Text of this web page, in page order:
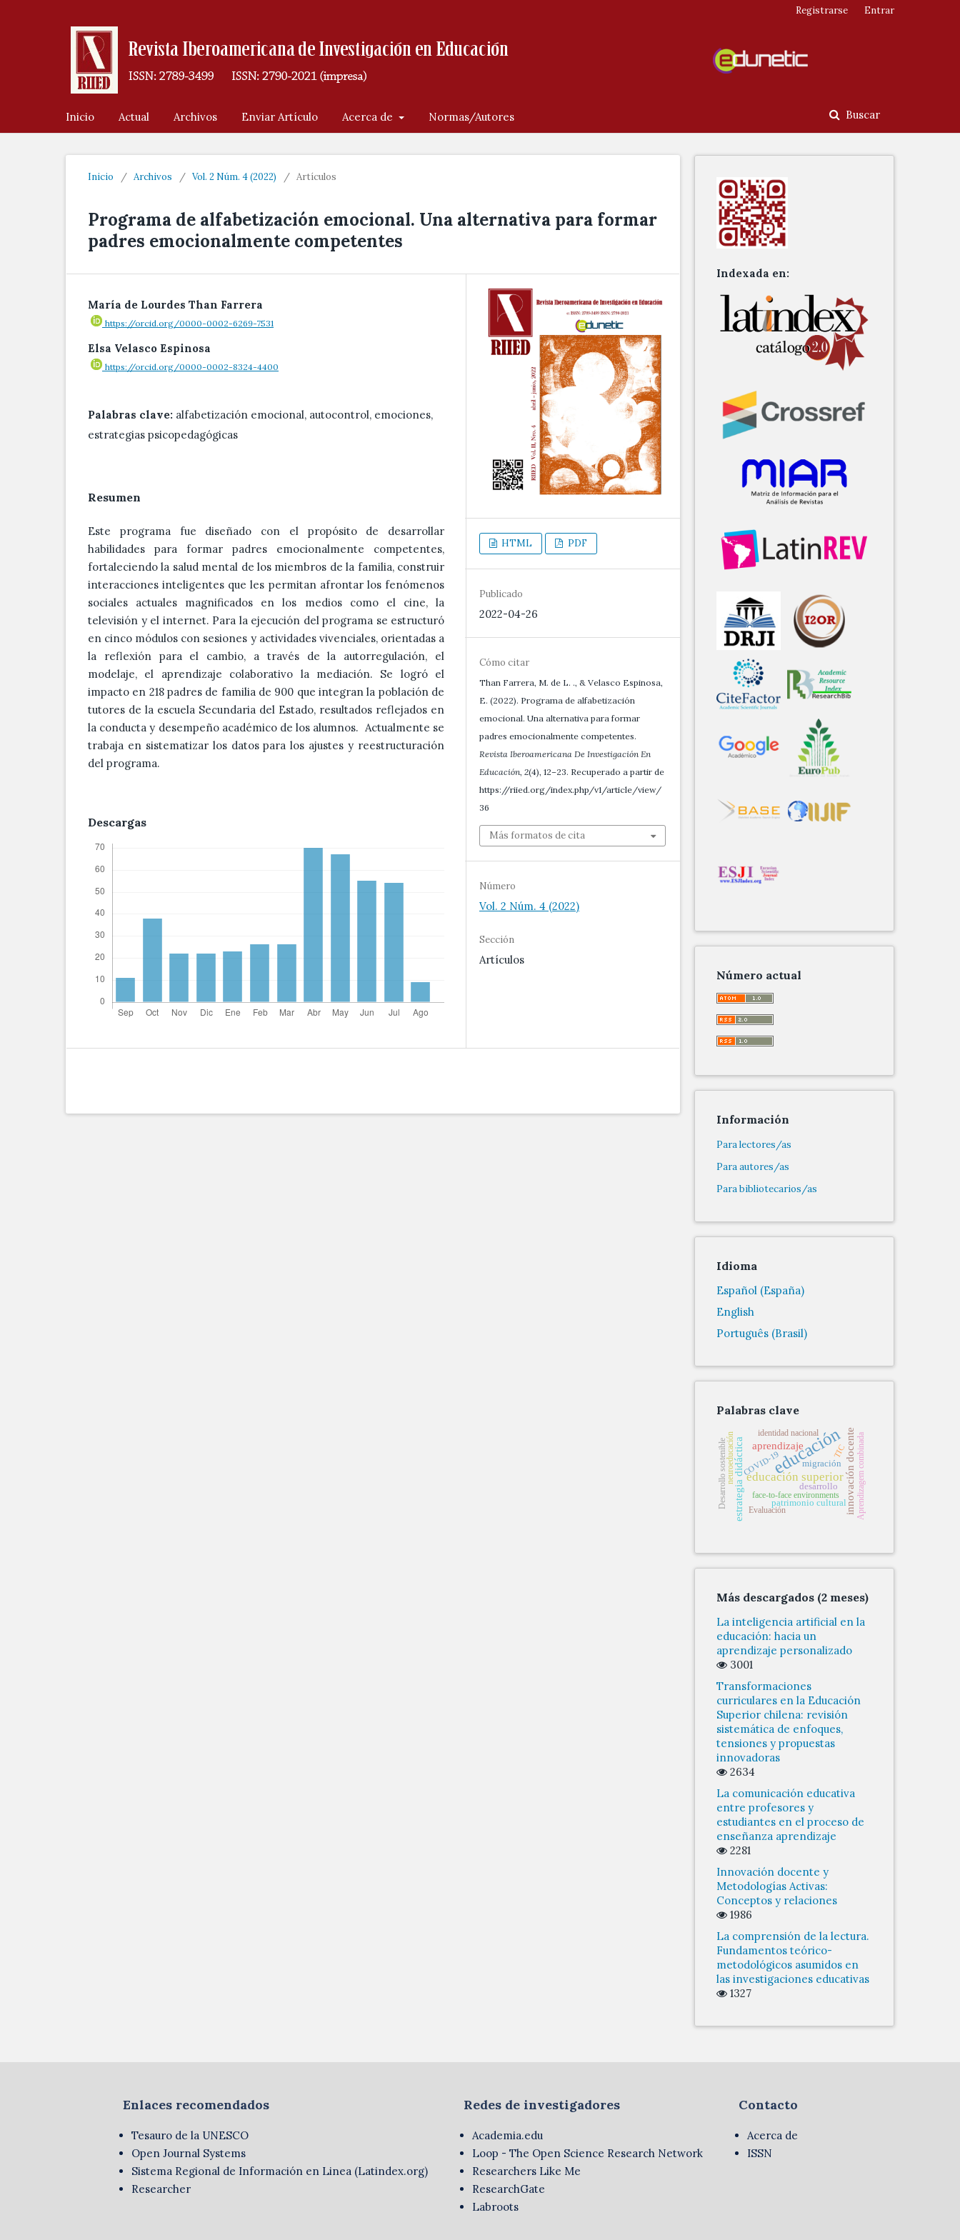
Inicio Actual Archivos Enviar Artículo Acerca de Normas/Autores Buscar
Registrarse Entrar
Inicio / Archivos / Vol. 2 Núm. 4 (2022) / Artículos
Programa de alfabetización emocional. Una alternativa para formar
padres emocionalmente competentes
María de Lourdes Than Farrera
https://orcid.org/0000-0002-6269-7531
Elsa Velasco Espinosa
https://orcid.org/0000-0002-8324-4400
Palabras clave: alfabetización emocional, autocontrol, emociones,
estrategias psicopedagógicas
Resumen
Este programa fue diseñado con el propósito de desarrollar
habilidades para formar padres emocionalmente competentes,
fortaleciendo la salud mental de los miembros de la familia, construir
interacciones inteligentes que les permitan afrontar los fenómenos
sociales actuales magnificados en los medios como el cine, la
televisión y el internet. Para la ejecución del programa se estructuró
en cinco módulos con sesiones y actividades vivenciales, orientadas a
la reflexión para el cambio, a través de la autorregulación, el
modelaje, el aprendizaje colaborativo la mediación. Se logró el
impacto en 218 padres de familia de 900 que integran la población de
tutores de la escuela Secundaria del Estado, resultados reflejados en
la conducta y desempeño académico de los alumnos. Actualmente se
trabaja en sistematizar los datos para los ajustes y reestructuración
del programa.
Descargas
HTML PDF
Publicado
2022-04-26
Cómo citar
Than Farrera, M. de L. ., & Velasco Espinosa,
E. (2022). Programa de alfabetización
emocional. Una alternativa para formar
padres emocionalmente competentes.
Revista Iberoamericana De Investigación En
Educación, 2(4), 12–23. Recuperado a partir de
https://riied.org/index.php/v1/article/view/
36
Más formatos de cita
Número
Vol. 2 Núm. 4 (2022)
Sección
Artículos
Indexada en:
Número actual
Información
Para lectores/as
Para autores/as
Para bibliotecarios/as
Idioma
Español (España)
English
Português (Brasil)
Palabras clave
educación
educación superior
estrategia didáctica innovación docente
aprendizaje
patrimonio cultural
migración
desarrollo Aprendizagem combinada
neuroeducación
Desarrollo sostenible
identidad nacional
face-to-face environments
Evaluación
COVID-19 TIC
Más descargados (2 meses)
La inteligencia artificial en la
educación: hacia un
aprendizaje personalizado
3001
Transformaciones
curriculares en la Educación
Superior chilena: revisión
sistemática de enfoques,
tensiones y propuestas
innovadoras
2634
La comunicación educativa
entre profesores y
estudiantes en el proceso de
enseñanza aprendizaje
2281
Innovación docente y
Metodologías Activas:
Conceptos y relaciones
1986
La comprensión de la lectura.
Fundamentos teórico-
metodológicos asumidos en
las investigaciones educativas
1327
Enlaces recomendados
Tesauro de la UNESCO
Open Journal Systems
Sistema Regional de Información en Linea (Latindex.org)
Researcher
Redes de investigadores
Academia.edu
Loop - The Open Science Research Network
Researchers Like Me
ResearchGate
Labroots
Contacto
Acerca de
ISSN